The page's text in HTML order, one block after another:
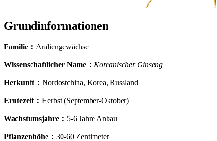
Grundinformationen
Familie ： Araliengewächse
Wissenschaftlicher Name ： Koreanischer Ginseng
Herkunft ： Nordostchina, Korea, Russland
Erntezeit ： Herbst (September-Oktober)
Wachstumsjahre ： 5-6 Jahre Anbau
Pflanzenhöhe ： 30-60 Zentimeter